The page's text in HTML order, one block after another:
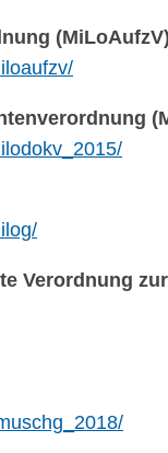
(MiLoAufzV)
Verordnung